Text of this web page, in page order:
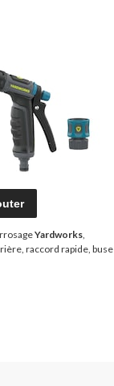
Yardworks
raccord rapide, buse